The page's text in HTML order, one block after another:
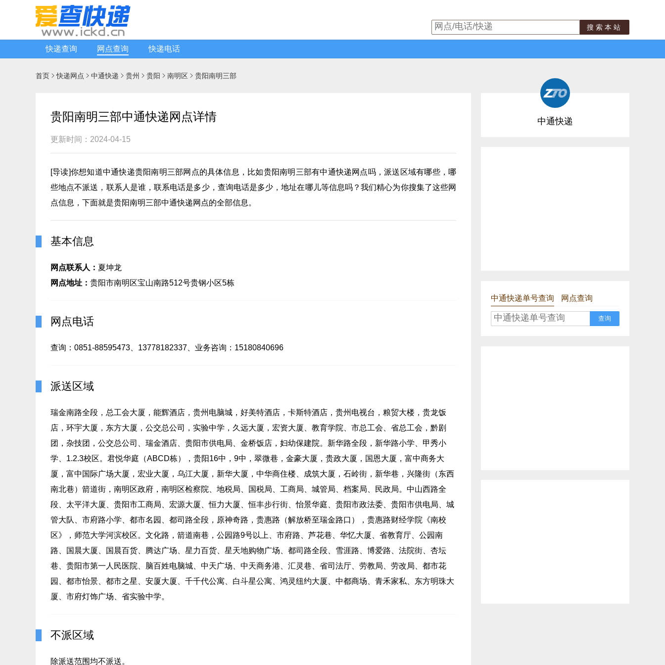
搜索本站
快递查询 网点查询 快递电话
首页 快递网点  中通快递  贵州  贵阳  南明区  贵阳南明三部
贵阳南明三部中通快递网点详情
更新时间：2024-04-15
[导读]你想知道中通快递贵阳南明三部网点的具体信息，比如贵阳南明三部有中通快递网点吗，派送区域有哪些，哪
些地点不派送，联系人是谁，联系电话是多少，查询电话是多少，地址在哪儿等信息吗？我们精心为你搜集了这些网
点信息，下面就是贵阳南明三部中通快递网点的全部信息。
基本信息
网点联系人： 夏坤龙
网点地址： 贵阳市南明区宝山南路512号贵钢小区5栋
网点电话
查询：0851-88595473、13778182337、业务咨询：15180840696
派送区域
瑞金南路全段，总工会大厦，能辉酒店，贵州电脑城，好美特酒店，卡斯特酒店，贵州电视台，粮贸大楼，贵龙饭
店，环宇大厦，东方大厦，公交总公司，实验中学，久远大厦，宏资大厦、教育学院、市总工会、省总工会，黔剧
团，杂技团，公交总公司、瑞金酒店、贵阳市供电局、金桥饭店，妇幼保建院。新华路全段，新华路小学、甲秀小
学、1.2.3校区。君悦华庭（ABCD栋），贵阳16中，9中，翠微巷，金豪大厦，贵政大厦，国恩大厦，富中商务大
厦，富中国际广场大厦，宏业大厦，乌江大厦，新华大厦，中华商住楼、成筑大厦，石岭街，新华巷，兴隆街（东西
南北巷）箭道街，南明区政府，南明区检察院、地税局、国税局、工商局、城管局、档案局、民政局。中山西路全
段、太平洋大厦、贵阳市工商局、宏源大厦、恒力大厦、恒丰步行街、怡景华庭、贵阳市政法委、贵阳市供电局、城
管大队、市府路小学、都市名园、都司路全段，原神奇路，贵惠路（解放桥至瑞金路口），贵惠路财经学院《南校
区》，师范大学河滨校区。文化路，箭道南巷，公园路9号以上、市府路、芦花巷、华忆大厦、省教育厅、公园南
路、国晨大厦、国晨百货、腾达广场、星力百货、星天地购物广场、都司路全段、雪涯路、博爱路、法院街、杏坛
巷、贵阳市第一人民医院、脑百姓电脑城、中天广场、中天商务港、汇灵巷、省司法厅、劳教局、劳改局、都市花
园、都市怡景、都市之星、安厦大厦、千千代公寓、白斗星公寓、鸿灵纽约大厦、中都商场、青禾家私、东方明珠大
厦、市府灯饰广场、省实验中学。
不派区域
除派送范围均不派送。
中通快递
中通快递单号查询 网点查询
查询